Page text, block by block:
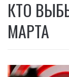
КТО
МАРТА